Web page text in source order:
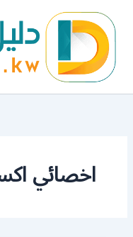
المحتوى
اخصائي